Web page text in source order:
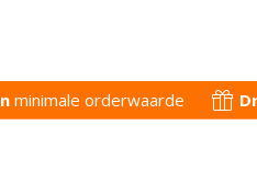
minimale orderwaarde